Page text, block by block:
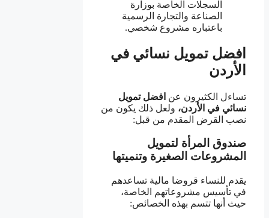
السجلات الخاصة بوزارة
الصناعة والتجارة الرسمية
باعتباره مشروع شخصي.
افضل تمويل نسائي في
الأردن
تساءل الكثيرون عن افضل تمويل
نسائي في الأردن، ولعل ذلك يكون من
نصب القرض المقدم من قبل:
صندوق المرأة لتمويل
المشروعات الصغيرة وتنميتها
يقدم للنساء قروضا مالية تساعدهم
في تأسيس مشروعاتهم الخاصة،
حيث أنها تتسم بهذه الخصائص: